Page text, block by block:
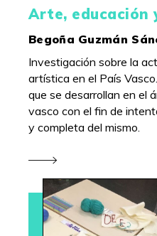
Arte, educación
Begoña Guzmán
Investigación sobre la
artística en el País
que se desarrollan en el
vasco con el fin de
y completa del mismo.